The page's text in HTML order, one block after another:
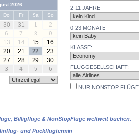
2026
Do Fr Sa So
30 31 1
2
6 7 8
9
13 14 15
16
20 21 22
23
27 28 29
30
3 4 5 6
2-11 JAHRE
0-23 MONATE
KLASSE:
FLUGGESELLSCHAFT:
NUR NONSTOP FLÜGE
Billigflüge & NonStopFlüge weltweit buchen.
und Rückflugtermin